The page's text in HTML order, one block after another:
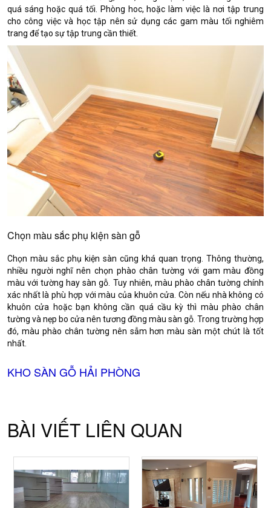
quá sáng hoặc quá tối. Phòng hoc, hoặc làm việc là nơi tập trung
cho công việc và học tập nên sử dụng các gam màu tối nghiêm
trang để tạo sự tập trung cần thiết.
Chọn màu sắc phụ kiện sàn gỗ
Chọn màu sắc phụ kiện sàn cũng khá quan trọng. Thông thường,
nhiều người nghĩ nên chọn phào chân tường với gam màu đồng
màu với tường hay sàn gỗ. Tuy nhiên, màu phào chân tường chính
xác nhất là phù hợp với màu của khuôn cửa. Còn nếu nhà không có
khuôn cửa hoặc bạn không cần quá cầu kỳ thì màu phào chân
tường và nẹp bo cửa nên tương đồng màu sàn gỗ. Trong trường hợp
đó, màu phào chân tường nên sẫm hơn màu sàn một chút là tốt
nhất.
KHO SÀN GỖ HẢI PHÒNG
BÀI VIẾT LIÊN QUAN